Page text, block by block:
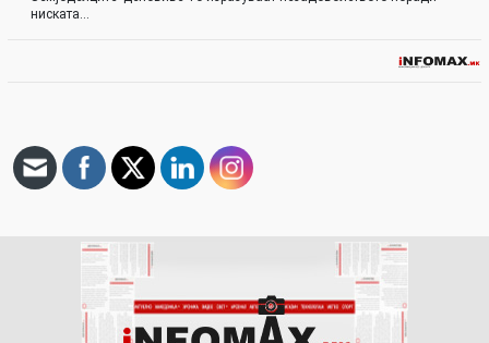
ниската…